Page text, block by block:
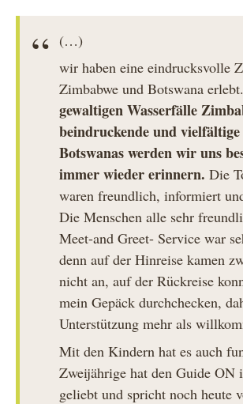
(…)
wir haben eine eindrucksvolle
Zimbabwe und Botswana
gewaltigen Wasserfälle
beindruckende und
Botswanas werden wir uns
immer wieder erinnern. Die
waren freundlich, informiert
Die Menschen alle sehr
Meet-and Greet- Service war
denn auf der Hinreise kamen
nicht an, auf der Rückreise
mein Gepäck durchchecken,
Unterstützung mehr als
Mit den Kindern hat es auch
Zweijährige hat den Guide ON
geliebt und spricht noch heute